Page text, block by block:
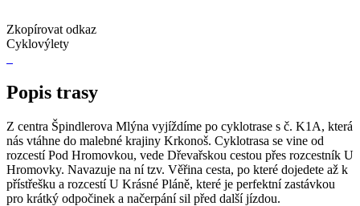
Zkopírovat odkaz
Cyklovýlety
Popis trasy
Z centra Špindlerova Mlýna vyjíždíme po cyklotrase s č. K1A, která
nás vtáhne do malebné krajiny Krkonoš. Cyklotrasa se vine od
rozcestí Pod Hromovkou, vede Dřevařskou cestou přes rozcestník U
Hromovky. Navazuje na ní tzv. Věřina cesta, po které dojedete až k
přístřešku a rozcestí U Krásné Pláně, které je perfektní zastávkou
pro krátký odpočinek a načerpání sil před další jízdou.